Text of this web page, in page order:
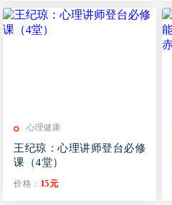
心理健康
王纪琼：心理讲师登台必修
课（4堂）
价格： 15元